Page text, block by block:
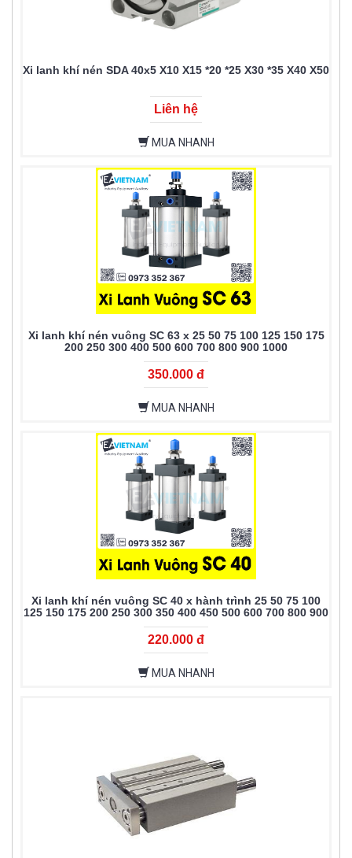
Xi lanh khí nén SDA 40x5 X10 X15 *20 *25 X30 *35 X40 X50
Liên hệ
MUA NHANH
Xi lanh khí nén vuông SC 63 x 25 50 75 100 125 150 175
200 250 300 400 500 600 700 800 900 1000
350.000 đ
MUA NHANH
Xi lanh khí nén vuông SC 40 x hành trình 25 50 75 100
125 150 175 200 250 300 350 400 450 500 600 700 800 900
1000
220.000 đ
MUA NHANH